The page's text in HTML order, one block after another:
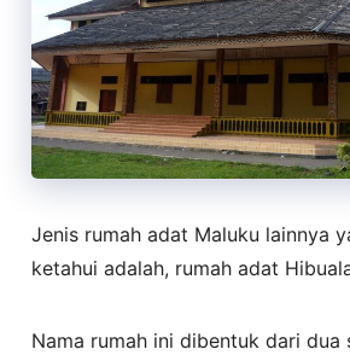
Jenis rumah adat Maluku lainnya
ketahui adalah, rumah adat
Nama rumah ini dibentuk dari dua